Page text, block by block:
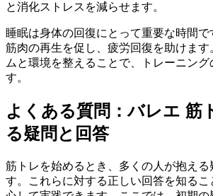
と消化ストレスを減らせます。
睡眠は身体の回復にとって重要な時間
筋肉の再生を促し、疲労回復を助けま
ムと環境を整えることで、トレーニング
す。
よくある質問：バレエ 筋
る疑問と回答
筋トレを始めるとき、多くの人が抱える
す。これらに対する正しい回答を知る